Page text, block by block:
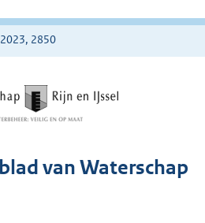
2850
van Waterschap